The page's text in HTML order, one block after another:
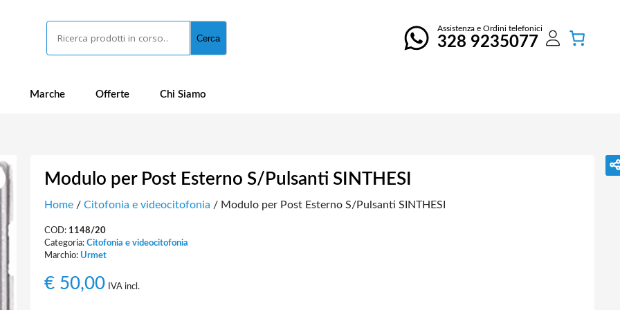
Cerca
Assistenza e Ordini telefonici
328 9235077
Marche Offerte Chi Siamo
Modulo per Post Esterno S/Pulsanti SINTHESI
Home/ Citofonia e videocitofonia / Modulo per Post Esterno S/Pulsanti SINTHESI
COD: 1148/20
Categoria: Citofonia e videocitofonia
Marchio: Urmet
€50,00 IVA incl.